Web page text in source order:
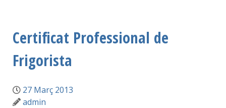
Certificat Professional de
Frigorista
27 Març 2013
admin